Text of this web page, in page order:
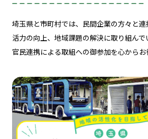
埼玉県と市町村では、民間企業の方々と連
活力の向上、地域課題の解決に取り組んで
官民連携による取組への御参加を心からお